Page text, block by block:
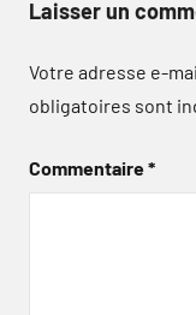
Laisser un
Votre adresse e-
obligatoires sont
Commentaire*